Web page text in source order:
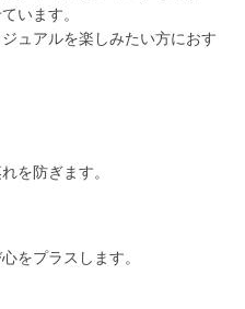
います。
ュアルを楽しみたい方におす
を防ぎます。
をプラスします。